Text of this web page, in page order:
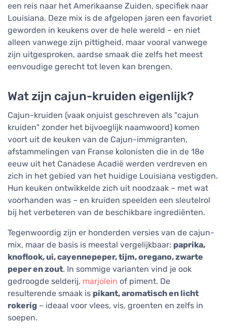
een reis naar het Amerikaanse Zuiden, specifiek naar
Louisiana. Deze mix is de afgelopen jaren een favoriet
geworden in keukens over de hele wereld – en niet
alleen vanwege zijn pittigheid, maar vooral vanwege
zijn uitgesproken, aardse smaak die zelfs het meest
eenvoudige gerecht tot leven kan brengen.
Wat zijn cajun-kruiden eigenlijk?
Cajun-kruiden (vaak onjuist geschreven als "cajun
kruiden" zonder het bijvoeglijk naamwoord) komen
voort uit de keuken van de Cajun-immigranten,
afstammelingen van Franse kolonisten die in de 18e
eeuw uit het Canadese Acadië werden verdreven en
zich in het gebied van het huidige Louisiana vestigden.
Hun keuken ontwikkelde zich uit noodzaak – met wat
voorhanden was – en kruiden speelden een sleutelrol
bij het verbeteren van de beschikbare ingrediënten.
Tegenwoordig zijn er honderden versies van de cajun-
mix, maar de basis is meestal vergelijkbaar: paprika,
knoflook, ui, cayennepeper, tijm, oregano, zwarte
peper en zout. In sommige varianten vind je ook
gedroogde selderij, marjolein of piment. De
resulterende smaak is pikant, aromatisch en licht
rokerig – ideaal voor vlees, vis, groenten en zelfs in
soepen.